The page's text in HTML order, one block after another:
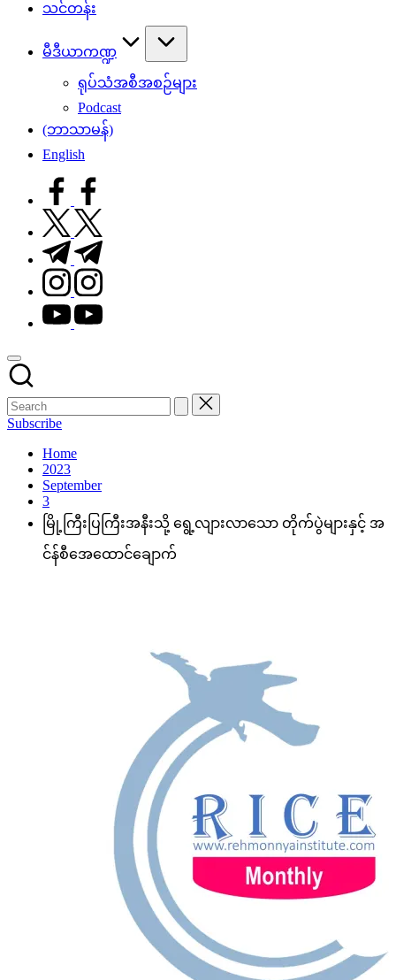
သင်တန်း
မီဒီယာကဏ္ဍ
ရုပ်သံအစီအစဉ်များ
Podcast
(ဘာသာမန်)
English
facebook.com
twitter.com
t.me
instagram.com
youtube.com
Subscribe
Home
2023
September
3
မြို့ကြီးပြကြီးအနီးသို့ ရွေ့လျားလာသော တိုက်ပွဲများနှင့် အ
င်န်စီအေထောင်ချောက်